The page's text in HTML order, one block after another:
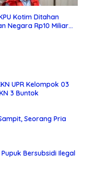
Kotim Ditahan
Negara Rp10 Miliar
UPR Kelompok 03
3 Buntok
Seorang Pria
Bersubsidi Ilegal